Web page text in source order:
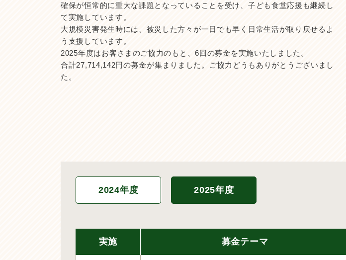
確保が恒常的に重大な課題となっていることを受け、子ども食堂応援も継続し
て実施しています。
大規模災害発生時には、被災した方々が一日でも早く日常生活が取り戻せるよ
う支援しています。
2025年度はお客さまのご協力のもと、6回の募金を実施いたしました。
合計27,714,142円の募金が集まりました。ご協力どうもありがとうございまし
た。
2024年度 2025年度
実施 募金テーマ